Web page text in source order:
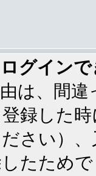
グイン
は、間
録した
さい）
たため